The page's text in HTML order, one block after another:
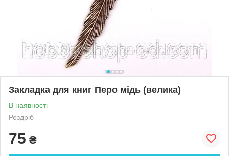
Закладка для книг Перо мідь (велика)
В наявності
Роздріб
75 ₴